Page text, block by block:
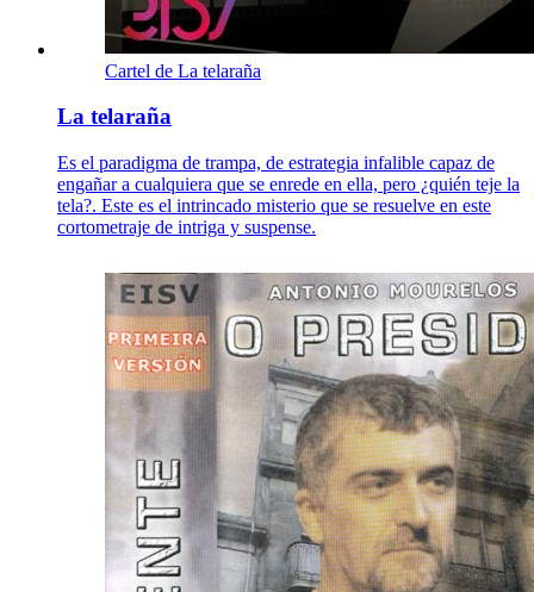
Cartel de La telaraña
La telaraña
Es el paradigma de trampa, de estrategia infalible capaz de
engañar a cualquiera que se enrede en ella, pero ¿quién teje la
tela?. Este es el intrincado misterio que se resuelve en este
cortometraje de intriga y suspense.